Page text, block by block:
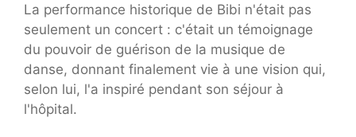
La performance historique de Bibi n'était pas
seulement un concert : c'était un témoignage
du pouvoir de guérison de la musique de
danse, donnant finalement vie à une vision qui,
selon lui, l'a inspiré pendant son séjour à
l'hôpital.